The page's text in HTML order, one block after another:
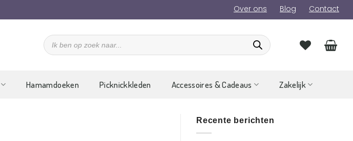
Over ons Blog Contact
Producten
zoeken
Hamamdoeken Picknickkleden Accessoires & Cadeaus Zakelijk
Recente berichten